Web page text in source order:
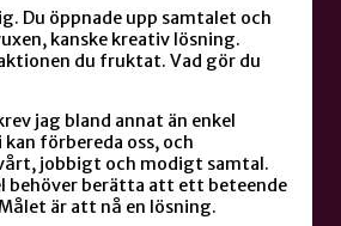
Du öppnade upp samtalet och
kanske kreativ lösning.
du fruktat. Vad gör du
jag bland annat än enkel
förbereda oss, och
jobbigt och modigt samtal.
behöver berätta att ett beteende
är att nå en lösning.